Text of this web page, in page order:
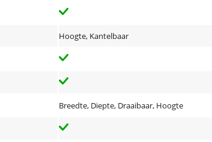
Hoogte, Kantelbaar
Breedte, Diepte, Draaibaar, Hoogte